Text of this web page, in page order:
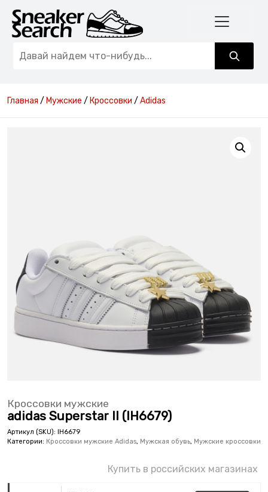
Главная / Мужские / Кроссовки / Adidas
Кроссовки мужские
adidas Superstar II (IH6679)
Артикул (SKU):
IH6679
Категории: Кроссовки мужские Adidas, Мужская обувь, Мужские кроссовки
Купить в российских магазинах